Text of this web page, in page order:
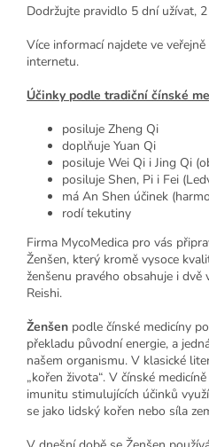
Dodržujte pravidlo 5 dní užívat,
Více informací najdete ve
internetu.
Účinky podle tradiční čínské
posiluje Zheng Qi
doplňuje Yuan Qi
posiluje Wei Qi i Jing Qi
posiluje Shen, Pi i Fei
má An Shen účinek
rodí tekutiny
Firma MycoMedica pro vás
Ženšen, který kromě vysoce
ženšenu pravého obsahuje i
Reishi.
Ženšen podle čínské medicíny
překladu původní energie, a
našem organismu. V klasické
„kořen života“. V čínské
imunitu stimulujících účinků
se jako lidský kořen nebo síla